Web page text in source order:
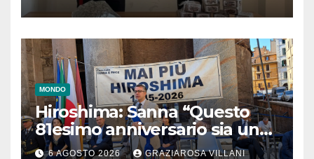
MONDO
Hiroshima: Sanna “Questo
81esimo anniversario sia un
monito per tutti”
6 AGOSTO 2026 GRAZIAROSA VILLANI